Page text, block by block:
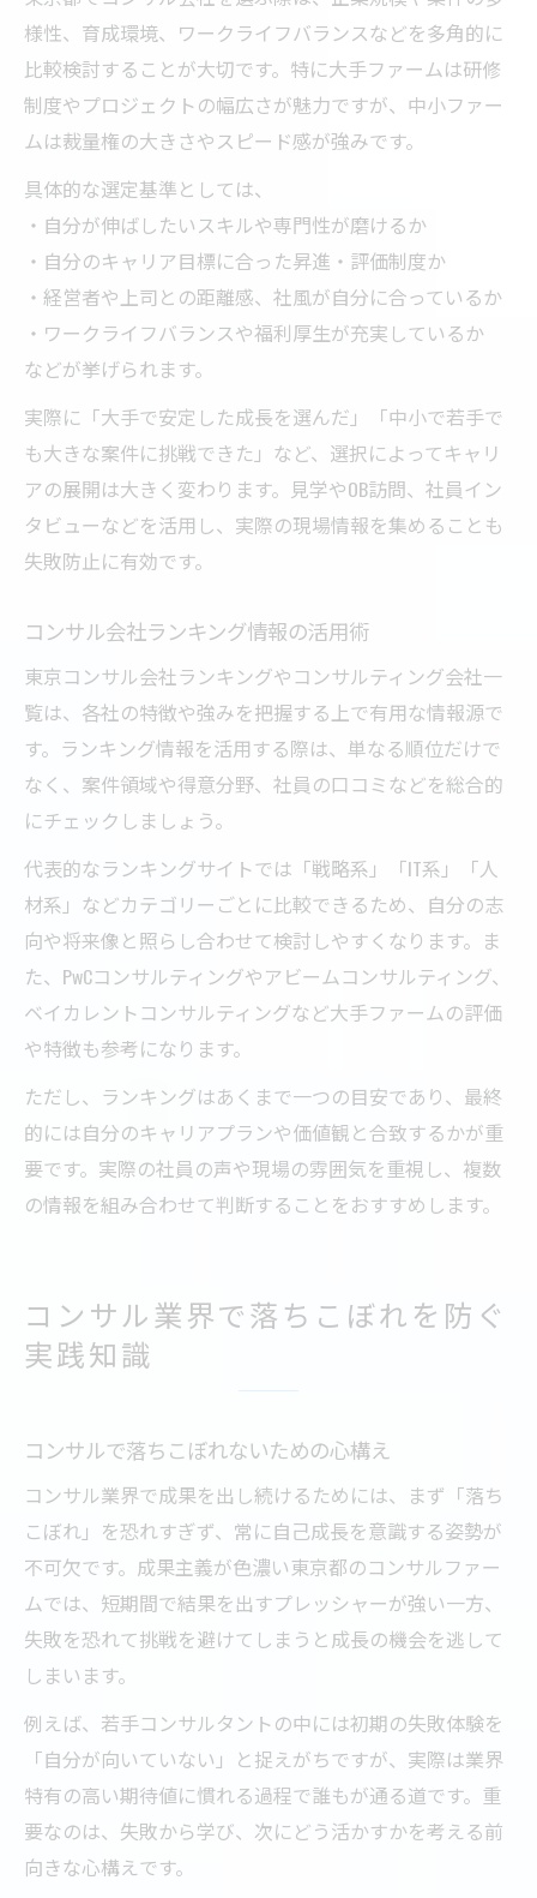
様性、育成環境、ワークライフバランスなどを多角的に
比較検討することが大切です。特に大手ファームは研修
制度やプロジェクトの幅広さが魅力ですが、中小ファー
ムは裁量権の大きさやスピード感が強みです。
具体的な選定基準としては、
・自分が伸ばしたいスキルや専門性が磨けるか
・自分のキャリア目標に合った昇進・評価制度か
・経営者や上司との距離感、社風が自分に合っているか
・ワークライフバランスや福利厚生が充実しているか
などが挙げられます。
実際に「大手で安定した成長を選んだ」「中小で若手で
も大きな案件に挑戦できた」など、選択によってキャリ
アの展開は大きく変わります。見学やOB訪問、社員イン
タビューなどを活用し、実際の現場情報を集めることも
失敗防止に有効です。
コンサル会社ランキング情報の活用術
東京コンサル会社ランキングやコンサルティング会社一
覧は、各社の特徴や強みを把握する上で有用な情報源で
す。ランキング情報を活用する際は、単なる順位だけで
なく、案件領域や得意分野、社員の口コミなどを総合的
にチェックしましょう。
代表的なランキングサイトでは「戦略系」「IT系」「人
材系」などカテゴリーごとに比較できるため、自分の志
向や将来像と照らし合わせて検討しやすくなります。ま
た、PwCコンサルティングやアビームコンサルティング、
ベイカレントコンサルティングなど大手ファームの評価
や特徴も参考になります。
ただし、ランキングはあくまで一つの目安であり、最終
的には自分のキャリアプランや価値観と合致するかが重
要です。実際の社員の声や現場の雰囲気を重視し、複数
の情報を組み合わせて判断することをおすすめします。
コンサル業界で落ちこぼれを防ぐ
実践知識
コンサルで落ちこぼれないための心構え
コンサル業界で成果を出し続けるためには、まず「落ち
こぼれ」を恐れすぎず、常に自己成長を意識する姿勢が
不可欠です。成果主義が色濃い東京都のコンサルファー
ムでは、短期間で結果を出すプレッシャーが強い一方、
失敗を恐れて挑戦を避けてしまうと成長の機会を逃して
しまいます。
例えば、若手コンサルタントの中には初期の失敗体験を
「自分が向いていない」と捉えがちですが、実際は業界
特有の高い期待値に慣れる過程で誰もが通る道です。重
要なのは、失敗から学び、次にどう活かすかを考える前
向きな心構えです。